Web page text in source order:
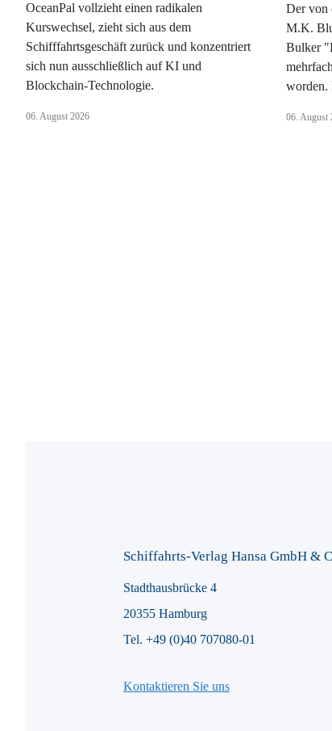
OceanPal vollzieht einen radikalen
Kurswechsel, zieht sich aus dem
Schifffahrtsgeschäft zurück und konzentriert
sich nun ausschließlich auf KI und
Blockchain-Technologie.
06. August 2026
Der von
M.K.
Bulker
worden.
06. August
Schiffahrts-Verlag Hansa GmbH &
Stadthausbrücke 4
20355 Hamburg
Tel. +49 (0)40 707080-01
Kontaktieren Sie uns